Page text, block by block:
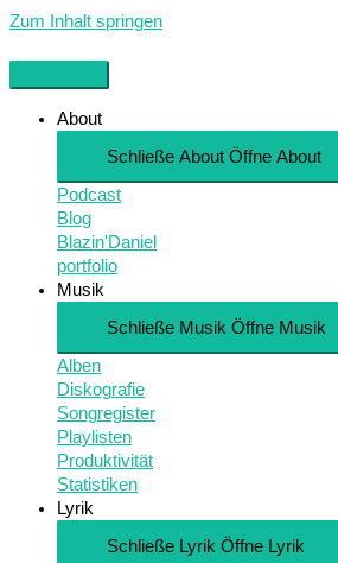
Zum Inhalt springen
About
Schließe About Öffne About
Podcast
Blog
Blazin'Daniel
portfolio
Musik
Schließe Musik Öffne Musik
Alben
Diskografie
Songregister
Playlisten
Produktivität
Statistiken
Lyrik
Schließe Lyrik Öffne Lyrik